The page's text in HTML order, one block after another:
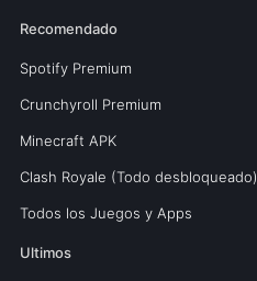
Recomendado
Spotify Premium
Crunchyroll Premium
Minecraft APK
Clash Royale (Todo desbloqueado)
Todos los Juegos y Apps
Ultimos